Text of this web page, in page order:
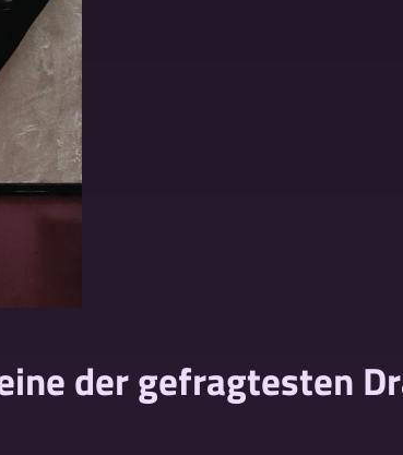
der gefragtesten